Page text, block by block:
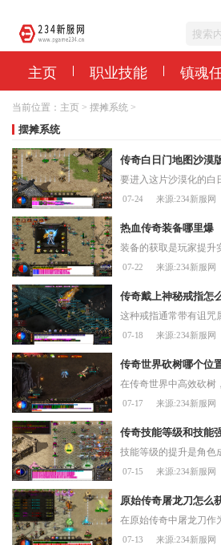
主页 职业技能 镇魂
当前位置： 主页 > 摆摊系统 >
摆摊系统
传奇白日门地图沙漠
07-24 来源:234新服网
热血传奇装备哪里爆
07-22 来源:234新服网
传奇戴上神秘戒指怎
07-18 来源:234新服网
传奇世界砍树哪个位
07-17 来源:234新服网
传奇技能等级和技能
07-15 来源:234新服网
原始传奇屠龙刀怎么
07-13 来源:234新服网